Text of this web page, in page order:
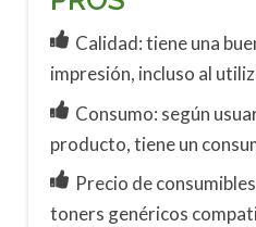
Calidad: tiene una
impresión, incluso al
Consumo: según
producto, tiene un
Precio de
toners genéricos